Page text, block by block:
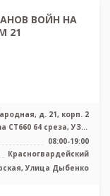
ВОЙН НА
21
д. 21, корп. 2
CT660 64 среза, УЗИ,
Рентген
08:00-19:00
Красногвардейский
Улица Дыбенко